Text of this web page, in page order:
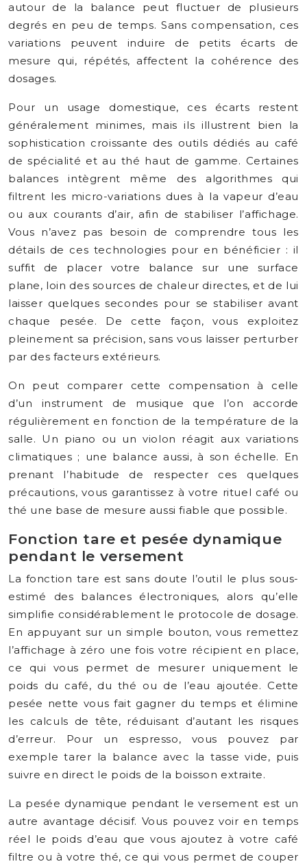
autour de la balance peut fluctuer de plusieurs
degrés en peu de temps. Sans compensation, ces
variations peuvent induire de petits écarts de
mesure qui, répétés, affectent la cohérence des
dosages.
Pour un usage domestique, ces écarts restent
généralement minimes, mais ils illustrent bien la
sophistication croissante des outils dédiés au café
de spécialité et au thé haut de gamme. Certaines
balances intègrent même des algorithmes qui
filtrent les micro-variations dues à la vapeur d’eau
ou aux courants d’air, afin de stabiliser l’affichage.
Vous n’avez pas besoin de comprendre tous les
détails de ces technologies pour en bénéficier : il
suffit de placer votre balance sur une surface
plane, loin des sources de chaleur directes, et de lui
laisser quelques secondes pour se stabiliser avant
chaque pesée. De cette façon, vous exploitez
pleinement sa précision, sans vous laisser perturber
par des facteurs extérieurs.
On peut comparer cette compensation à celle
d’un instrument de musique que l’on accorde
régulièrement en fonction de la température de la
salle. Un piano ou un violon réagit aux variations
climatiques ; une balance aussi, à son échelle. En
prenant l’habitude de respecter ces quelques
précautions, vous garantissez à votre rituel café ou
thé une base de mesure aussi fiable que possible.
Fonction tare et pesée dynamique
pendant le versement
La fonction tare est sans doute l’outil le plus sous-
estimé des balances électroniques, alors qu’elle
simplifie considérablement le protocole de dosage.
En appuyant sur un simple bouton, vous remettez
l’affichage à zéro une fois votre récipient en place,
ce qui vous permet de mesurer uniquement le
poids du café, du thé ou de l’eau ajoutée. Cette
pesée nette vous fait gagner du temps et élimine
les calculs de tête, réduisant d’autant les risques
d’erreur. Pour un espresso, vous pouvez par
exemple tarer la balance avec la tasse vide, puis
suivre en direct le poids de la boisson extraite.
La pesée dynamique pendant le versement est un
autre avantage décisif. Vous pouvez voir en temps
réel le poids d’eau que vous ajoutez à votre café
filtre ou à votre thé, ce qui vous permet de couper